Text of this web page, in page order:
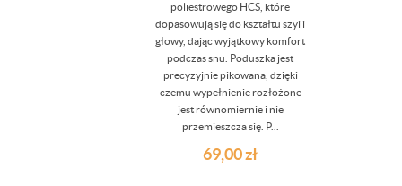
poliestrowego HCS, które
dopasowują się do kształtu szyi i
głowy, dając wyjątkowy komfort
podczas snu. Poduszka jest
precyzyjnie pikowana, dzięki
czemu wypełnienie rozłożone
jest równomiernie i nie
przemieszcza się. P...
69,00zł